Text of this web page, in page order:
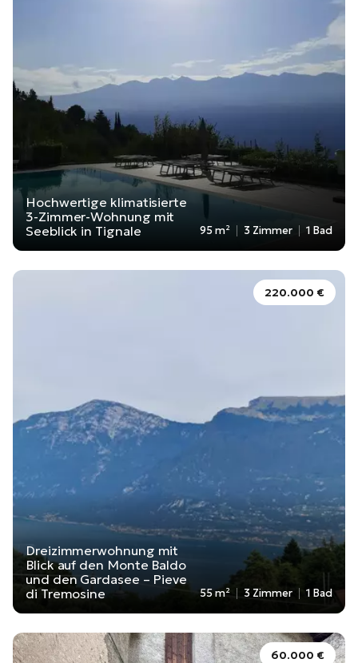
Hochwertige klimatisierte
3-Zimmer-Wohnung mit
Seeblick in Tignale
95 m² 3 Zimmer 1 Bad
220.000 €
Dreizimmerwohnung mit
Blick auf den Monte Baldo
und den Gardasee – Pieve
di Tremosine
55 m² 3 Zimmer 1 Bad
60.000 €